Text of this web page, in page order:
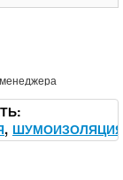
ШУМОИЗОЛЯЦИЯ